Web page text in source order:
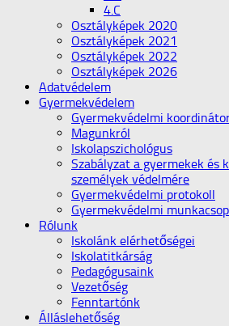
4.C
Osztályképek 2020
Osztályképek 2021
Osztályképek 2022
Osztályképek 2026
Adatvédelem
Gyermekvédelem
Gyermekvédelmi
Magunkról
Iskolapszichológus
Szabályzat a gyermekek és
személyek védelmére
Gyermekvédelmi protokoll
Gyermekvédelmi
Rólunk
Iskolánk elérhetőségei
Iskolatitkárság
Pedagógusaink
Vezetőség
Fenntartónk
Álláslehetőség